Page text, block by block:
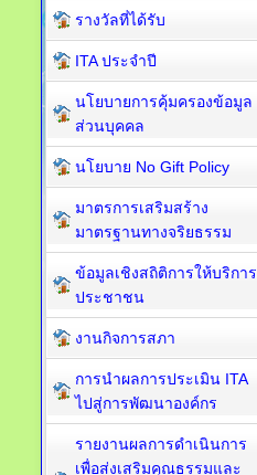
รางวัลที่ได้รับ
ITA ประจำปี
นโยบายการคุ้มครองข้อมูล
ส่วนบุคคล
นโยบาย No Gift Policy
มาตรการเสริมสร้าง
มาตรฐานทางจริยธรรม
ข้อมูลเชิงสถิติการให้บริการ
ประชาชน
งานกิจการสภา
การนำผลการประเมิน ITA
ไปสู่การพัฒนาองค์กร
รายงานผลการดำเนินการ
เพื่อส่งเสริมคุณธรรมและ